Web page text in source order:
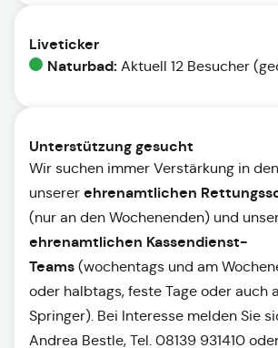
Liveticker
Naturbad: Aktuell 12 Besucher
Unterstützung gesucht
Wir suchen immer Verstärkung in
unserer ehrenamtlichen
(nur an den Wochenenden) und
ehrenamtlichen Kassendienst-
Teams (wochentags und am
oder halbtags, feste Tage oder auch
Springer). Bei Interesse melden Sie
Andrea Bestle, Tel. 08139 931410